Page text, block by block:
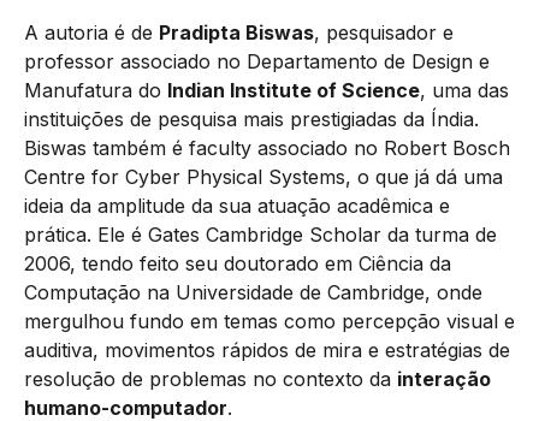
A autoria é de Pradipta Biswas, pesquisador e
professor associado no Departamento de Design e
Manufatura do Indian Institute of Science, uma das
instituições de pesquisa mais prestigiadas da Índia.
Biswas também é faculty associado no Robert Bosch
Centre for Cyber Physical Systems, o que já dá uma
ideia da amplitude da sua atuação acadêmica e
prática. Ele é Gates Cambridge Scholar da turma de
2006, tendo feito seu doutorado em Ciência da
Computação na Universidade de Cambridge, onde
mergulhou fundo em temas como percepção visual e
auditiva, movimentos rápidos de mira e estratégias de
resolução de problemas no contexto da interação
humano-computador.